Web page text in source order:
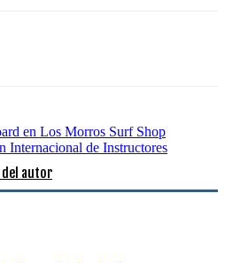
en Los Morros Surf Shop
Internacional de Instructores
del autor